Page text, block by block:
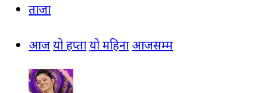
ताजा
आजयो हप्तायो महिना आजसम्म